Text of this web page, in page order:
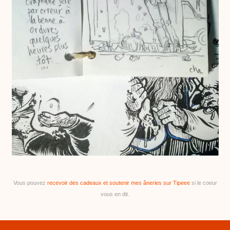
Vous pouvez recevoir des cadeaux et soutenir mes âneries sur Tipeeesi le coeur
vous en dit.